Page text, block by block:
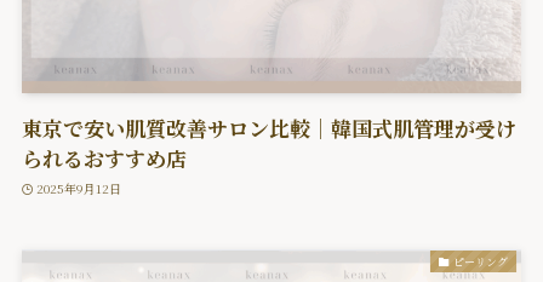
東京で安い肌質改善サロン比較｜韓国式肌管理が受け
られるおすすめ店
2025年9月12日
ピーリング